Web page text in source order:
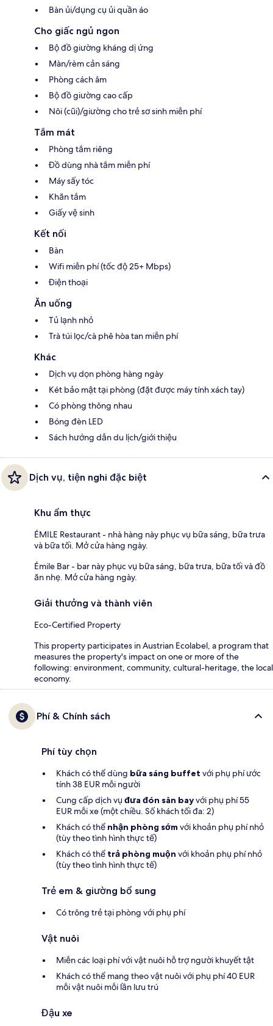
Bàn ủi/dụng cụ ủi quần áo
Cho giấc ngủ ngon
Bộ đồ giường kháng dị ứng
Màn/rèm cản sáng
Phòng cách âm
Bộ đồ giường cao cấp
Nôi (cũi)/giường cho trẻ sơ sinh miễn phí
Tắm mát
Phòng tắm riêng
Đồ dùng nhà tắm miễn phí
Máy sấy tóc
Khăn tắm
Giấy vệ sinh
Kết nối
Bàn
Wifi miễn phí (tốc độ 25+ Mbps)
Điện thoại
Ăn uống
Tủ lạnh nhỏ
Trà túi lọc/cà phê hòa tan miễn phí
Khác
Dịch vụ dọn phòng hàng ngày
Két bảo mật tại phòng (đặt được máy tính xách tay)
Có phòng thông nhau
Bóng đèn LED
Sách hướng dẫn du lịch/giới thiệu
Dịch vụ, tiện nghi đặc biệt
Khu ẩm thực
ÉMILE Restaurant - nhà hàng này phục vụ bữa sáng, bữa trưa
và bữa tối. Mở cửa hàng ngày.
Émile Bar - bar này phục vụ bữa sáng, bữa trưa, bữa tối và đồ
ăn nhẹ. Mở cửa hàng ngày.
Giải thưởng và thành viên
Eco-Certified Property
This property participates in Austrian Ecolabel, a program that
measures the property's impact on one or more of the
following: environment, community, cultural-heritage, the local
economy.
Phí & Chính sách
Phí tùy chọn
Khách có thể dùng bữa sáng buffet với phụ phí ước
tính 38 EUR mỗi người
Cung cấp dịch vụ đưa đón sân bayvới phụ phí 55
EUR mỗi xe (một chiều. Số khách tối đa: 2)
Khách có thể nhận phòng sớm với khoản phụ phí nhỏ
(tùy theo tình hình thực tế)
Khách có thể trả phòng muộn với khoản phụ phí nhỏ
(tùy theo tình hình thực tế)
Trẻ em & giường bổ sung
Có trông trẻ tại phòng với phụ phí
Vật nuôi
Miễn các loại phí với vật nuôi hỗ trợ người khuyết tật
Khách có thể mang theo vật nuôi với phụ phí 40 EUR
mỗi vật nuôi mỗi lần lưu trú
Đậu xe